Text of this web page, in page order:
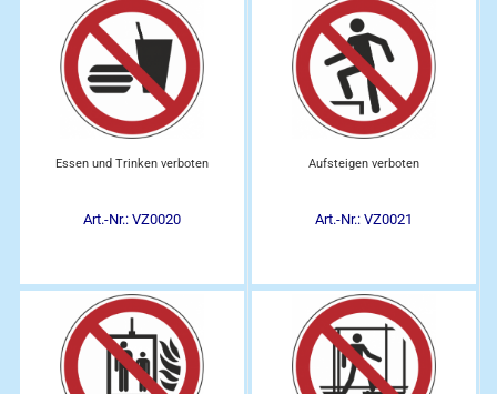
Essen und Trinken verboten
Art.-Nr.: VZ0020
Aufsteigen verboten
Art.-Nr.: VZ0021